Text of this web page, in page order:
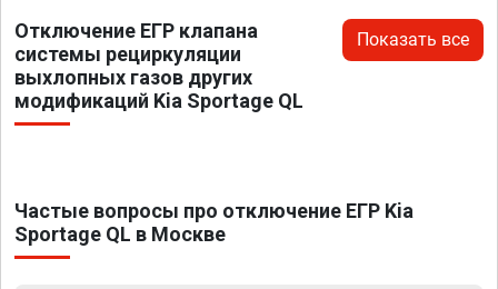
Отключение ЕГР клапана
системы рециркуляции
выхлопных газов других
модификаций Kia Sportage QL
Показать все
Частые вопросы про отключение ЕГР Kia
Sportage QL в Москве